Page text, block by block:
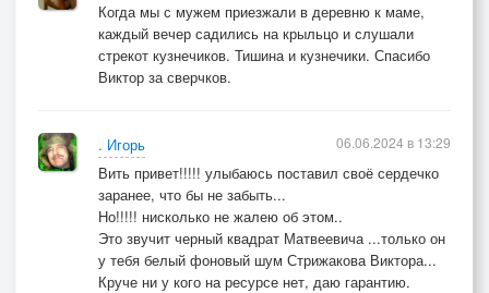
Когда мы с мужем приезжали в деревню к маме,
каждый вечер садились на крыльцо и слушали
стрекот кузнечиков. Тишина и кузнечики. Спасибо
Виктор за сверчков.
. Игорь
Вить привет!!!!! улыбаюсь поставил своё сердечко
заранее, что бы не забыть...
Но!!!!! нисколько не жалею об этом..
Это звучит черный квадрат Матвеевича ...только он
у тебя белый фоновый шум Стрижакова Виктора...
Круче ни у кого на ресурсе нет, даю гарантию.
06.06.2024 в 13:29